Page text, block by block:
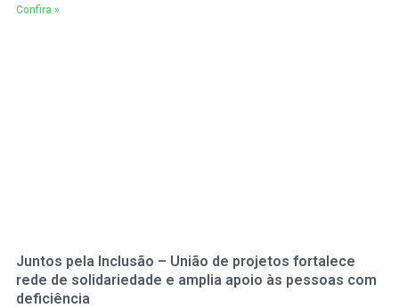
Confira »
Juntos pela Inclusão – União de projetos fortalece
rede de solidariedade e amplia apoio às pessoas com
deficiência